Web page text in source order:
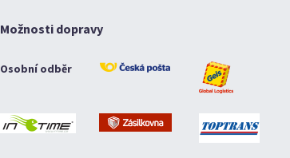
Možnosti dopravy
Osobní odběr